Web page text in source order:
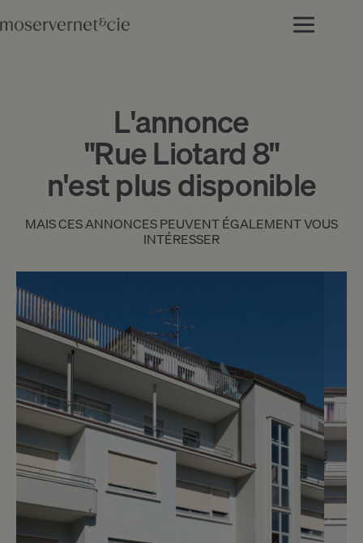
L'annonce
"Rue Liotard 8"
n'est plus disponible
MAIS CES ANNONCES PEUVENT ÉGALEMENT VOUS
INTÉRESSER